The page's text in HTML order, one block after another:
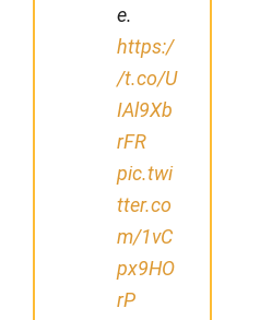
e.
https:/
/t.co/U
IAl9Xb
rFR
pic.twi
tter.co
m/1vC
px9HO
rP